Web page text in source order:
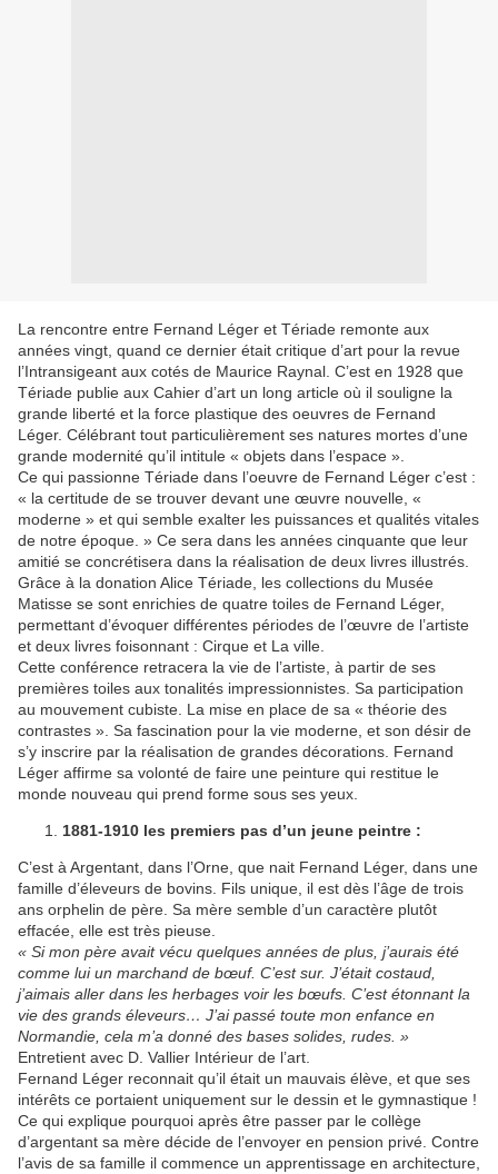
La rencontre entre Fernand Léger et Tériade remonte aux
années vingt, quand ce dernier était critique d’art pour la revue
l’Intransigeant aux cotés de Maurice Raynal. C’est en 1928 que
Tériade publie aux Cahier d’art un long article où il souligne la
grande liberté et la force plastique des oeuvres de Fernand
Léger. Célébrant tout particulièrement ses natures mortes d’une
grande modernité qu’il intitule « objets dans l’espace ».
Ce qui passionne Tériade dans l’oeuvre de Fernand Léger c’est :
« la certitude de se trouver devant une œuvre nouvelle, «
moderne » et qui semble exalter les puissances et qualités vitales
de notre époque. » Ce sera dans les années cinquante que leur
amitié se concrétisera dans la réalisation de deux livres illustrés.
Grâce à la donation Alice Tériade, les collections du Musée
Matisse se sont enrichies de quatre toiles de Fernand Léger,
permettant d’évoquer différentes périodes de l’œuvre de l’artiste
et deux livres foisonnant : Cirque et La ville.
Cette conférence retracera la vie de l’artiste, à partir de ses
premières toiles aux tonalités impressionnistes. Sa participation
au mouvement cubiste. La mise en place de sa « théorie des
contrastes ». Sa fascination pour la vie moderne, et son désir de
s’y inscrire par la réalisation de grandes décorations. Fernand
Léger affirme sa volonté de faire une peinture qui restitue le
monde nouveau qui prend forme sous ses yeux.
1881-1910 les premiers pas d’un jeune peintre :
C’est à Argentant, dans l’Orne, que nait Fernand Léger, dans une
famille d’éleveurs de bovins. Fils unique, il est dès l’âge de trois
ans orphelin de père. Sa mère semble d’un caractère plutôt
effacée, elle est très pieuse.
« Si mon père avait vécu quelques années de plus, j’aurais été
comme lui un marchand de bœuf. C’est sur. J’était costaud,
j’aimais aller dans les herbages voir les bœufs. C’est étonnant la
vie des grands éleveurs… J’ai passé toute mon enfance en
Normandie, cela m’a donné des bases solides, rudes. »
Entretient avec D. Vallier Intérieur de l’art.
Fernand Léger reconnait qu’il était un mauvais élève, et que ses
intérêts ce portaient uniquement sur le dessin et le gymnastique !
Ce qui explique pourquoi après être passer par le collège
d’argentant sa mère décide de l’envoyer en pension privé. Contre
l’avis de sa famille il commence un apprentissage en architecture,